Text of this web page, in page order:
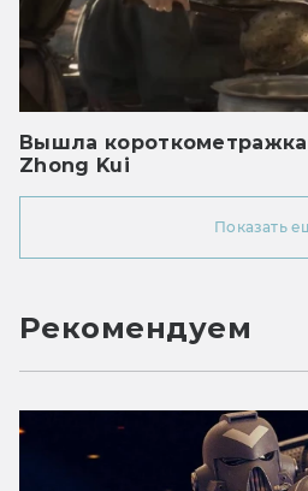
Вышла
Zhong Kui
Показать
Рекомендуем